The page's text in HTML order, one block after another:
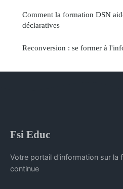
Comment la formation DSN
déclaratives
Reconversion : se former à
Fsi Educ
Votre portail d'information sur la
continue